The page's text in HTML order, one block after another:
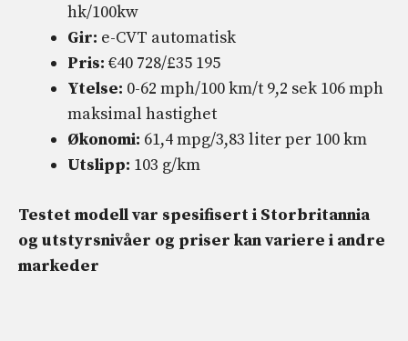
hk/100kw
Gir: e-CVT automatisk
Pris: €40 728/£35 195
Ytelse: 0-62 mph/100 km/t 9,2 sek 106 mph
maksimal hastighet
Økonomi: 61,4 mpg/3,83 liter per 100 km
Utslipp: 103 g/km
Testet modell var spesifisert i Storbritannia
og utstyrsnivåer og priser kan variere i andre
markeder